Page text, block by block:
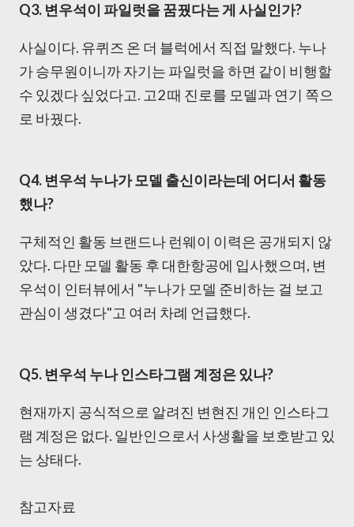
Q3. 변우석이 파일럿을 꿈꿨다는 게 사실인가?
사실이다. 유퀴즈 온 더 블럭에서 직접 말했다. 누나
가 승무원이니까 자기는 파일럿을 하면 같이 비행할
수 있겠다 싶었다고. 고2 때 진로를 모델과 연기 쪽으
로 바꿨다.
Q4. 변우석 누나가 모델 출신이라는데 어디서 활동
했나?
구체적인 활동 브랜드나 런웨이 이력은 공개되지 않
았다. 다만 모델 활동 후 대한항공에 입사했으며, 변
우석이 인터뷰에서 "누나가 모델 준비하는 걸 보고
관심이 생겼다"고 여러 차례 언급했다.
Q5. 변우석 누나 인스타그램 계정은 있나?
현재까지 공식적으로 알려진 변현진 개인 인스타그
램 계정은 없다. 일반인으로서 사생활을 보호받고 있
는 상태다.
참고자료